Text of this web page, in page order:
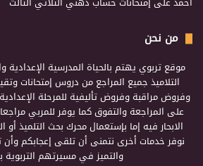
من نحن
موقع تربوي يهتم بالحياة المدرسية الإعدادية
التلاميذ جميع المراجع من دروس إمتحانات
وفروض مراقبة وفروض تأليفية للمرحلة
على المراجعة والتفوق كما يوفر للمربي
الابحار فيه إما بإستعمال محرك بحث التلميذ
نوفر خدمات أخرى نتمنى أن تلقى إعجابكم وأن
والتميز في مسيرتهم التربوية